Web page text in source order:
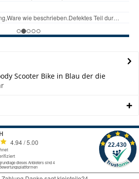
Scooter Bike in Blau der die